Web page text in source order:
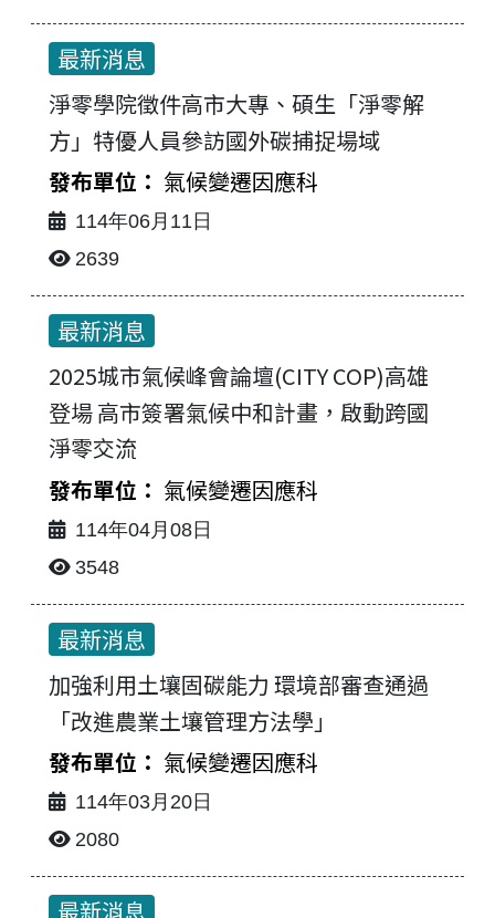
最新消息
淨零學院徵件高市大專、碩生「淨零解
方」特優人員參訪國外碳捕捉場域
氣候變遷因應科
114年06月11日
2639
最新消息
2025城市氣候峰會論壇(CITY COP)高雄
登場 高市簽署氣候中和計畫，啟動跨國
淨零交流
氣候變遷因應科
114年04月08日
3548
最新消息
加強利用土壤固碳能力 環境部審查通過
「改進農業土壤管理方法學」
氣候變遷因應科
114年03月20日
2080
最新消息